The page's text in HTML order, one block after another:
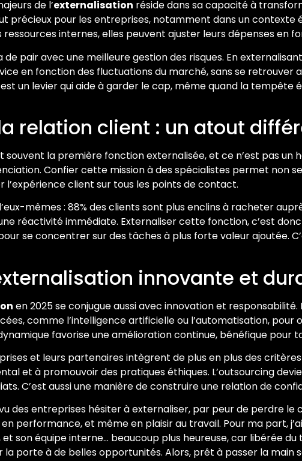
de l’externalisation réside dans sa capacité à
précieux pour les entreprises, notamment dans un contexte
internes, elles peuvent ajuster leurs dépenses en
pair avec une meilleure gestion des risques. En
en fonction des fluctuations du marché, sans se retrouver
un levier qui aide à garder le cap, même quand la
relation client : un atout
souvent la première fonction externalisée, et ce n’est pas un
Confier cette mission à des spécialistes permet non
l’expérience client sur tous les points de contact.
mêmes : 88% des clients sont plus enclins à racheter
réactivité immédiate. Externaliser cette fonction, c’est
se concentrer sur des tâches à plus forte valeur ajoutée.
innovante et
en 2025 se conjugue aussi avec innovation et
comme l’intelligence artificielle ou l’automatisation,
favorise une amélioration continue, bénéfique pour
et leurs partenaires intègrent de plus en plus des
et à promouvoir des pratiques éthiques. L’outsourcing
C’est aussi une manière de construire une relation de
vu des entreprises hésiter à externaliser, par peur de perdre
performance, et même en plaisir au travail. Pour ma part,
son équipe interne… beaucoup plus heureuse, car libérée
la porte à de belles opportunités. Alors, prêt à passer la main